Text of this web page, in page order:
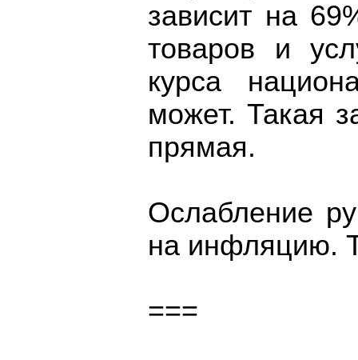
зависит на
товаров и
курса
может. Такая
прямая.
Ослабление
на инфляцию.
===